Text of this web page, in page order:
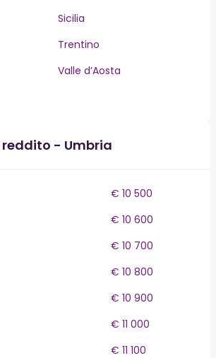
Sicilia
Trentino
Valle d’Aosta
- Umbria
€ 10 500
€ 10 600
€ 10 700
€ 10 800
€ 10 900
€ 11 000
€ 11 100